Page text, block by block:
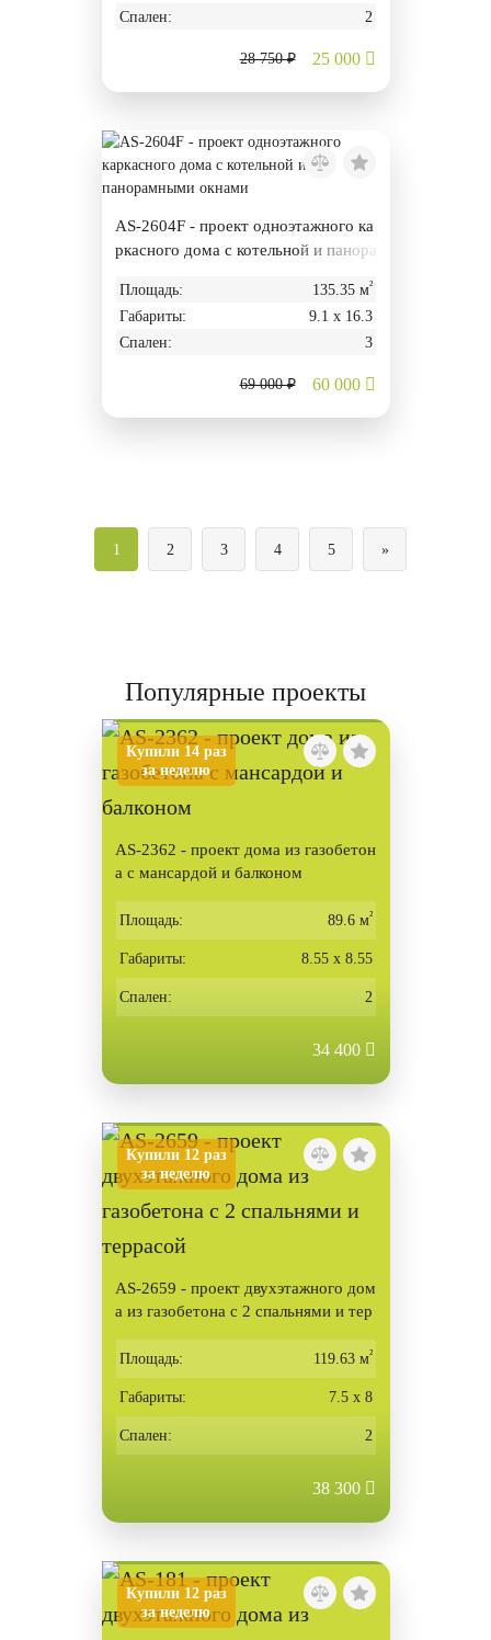
Спален:
2
28 750 ₽ 25 000
AS-2604F - проект одноэтажного ка
ркасного дома с котельной и панора
Площадь: 135.35 м²
Габариты:
9.1 х 16.3
Спален:
3
69 000 ₽ 60 000
1 2 3 4 5 »
Популярные проекты
Купили 14 раз
за неделю
AS-2362 - проект дома из газобетон
а с мансардой и балконом
Площадь: 89.6 м²
Габариты: 8.55 х 8.55
Спален: 2
34 400
Купили 12 раз
за неделю
AS-2659 - проект двухэтажного дом
а из газобетона с 2 спальнями и тер
Площадь: 119.63 м²
Габариты: 7.5 х 8
Спален: 2
38 300
Купили 12 раз
за неделю